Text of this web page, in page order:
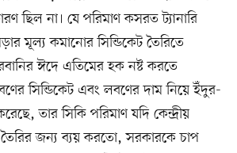
ছিল না। যে পরিমাণ কসরত ট্যানারি
মূল্য কমানোর সিন্ডিকেট তৈরিতে
ঈদে এতিমের হক নষ্ট করতে
সিন্ডিকেট এবং লবণের দাম নিয়ে ইঁদুর-
তার সিকি পরিমাণ যদি কেন্দ্রীয়
তৈরির জন্য ব্যয় করতো, সরকারকে চাপ